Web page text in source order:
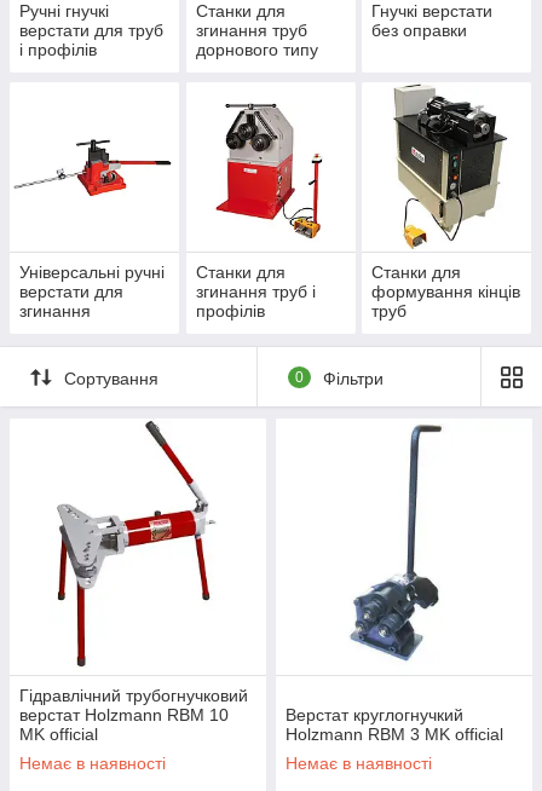
Ручні гнучкі
верстати для труб
і профілів
Станки для
згинання труб
дорнового типу
Гнучкі верстати
без оправки
Універсальні ручні
верстати для
згинання
Станки для
згинання труб і
профілів
Станки для
формування кінців
труб
Сортування 0 Фільтри
Гідравлічний трубогнучковий
верстат Holzmann RBM 10
MK official
Немає в наявності
Верстат круглогнучкий
Holzmann RBM 3 MK official
Немає в наявності